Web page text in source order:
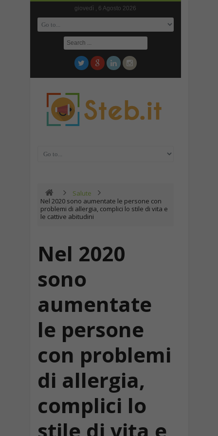
giovedì , 6 Agosto 2026
Salute
Nel 2020 sono aumentate le persone con
problemi di allergia, complici lo stile di vita e
le cattive abitudini
Nel 2020
sono
aumentate
le persone
con problemi
di allergia,
complici lo
stile di vita e